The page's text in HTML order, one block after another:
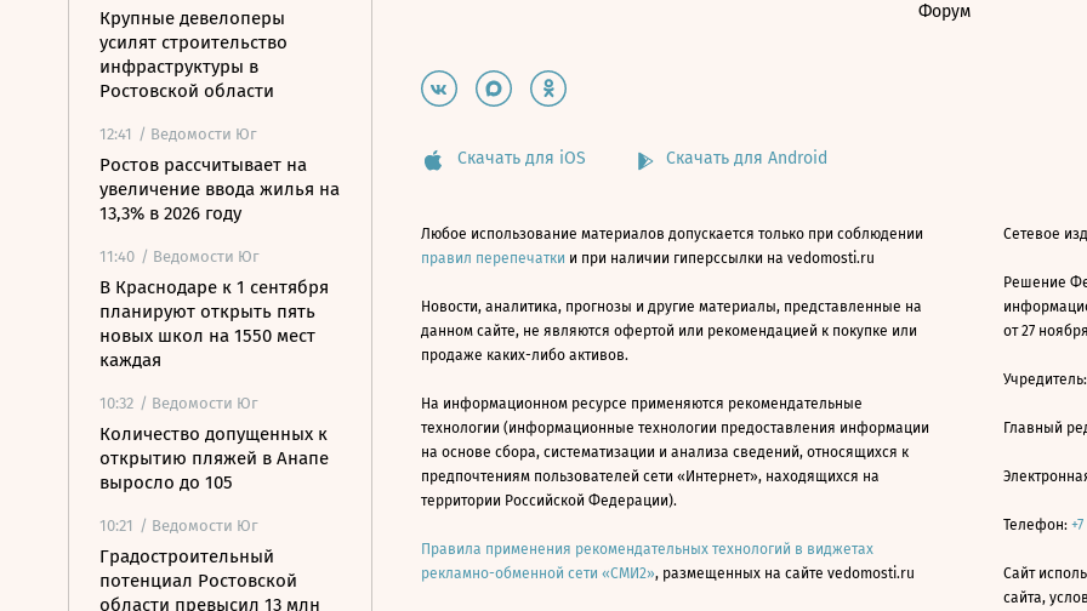
Крупные девелоперы
усилят строительство
инфраструктуры в
Ростовской области
12:41 / Ведомости Юг
Ростов рассчитывает на
увеличение ввода жилья на
13,3% в 2026 году
11:40 / Ведомости Юг
В Краснодаре к 1 сентября
планируют открыть пять
новых школ на 1550 мест
каждая
10:32 / Ведомости Юг
Количество допущенных к
открытию пляжей в Анапе
выросло до 105
10:21 / Ведомости Юг
Градостроительный
потенциал Ростовской
области превысил 13 млн
Форум
Скачать для iOS Скачать для Android
Любое использование материалов допускается только при соблюдении
правил перепечатки и при наличии гиперссылки на vedomosti.ru
Новости, аналитика, прогнозы и другие материалы, представленные на
данном сайте, не являются офертой или рекомендацией к покупке или
продаже каких-либо активов.
На информационном ресурсе применяются рекомендательные
технологии (информационные технологии предоставления информации
на основе сбора, систематизации и анализа сведений, относящихся к
предпочтениям пользователей сети «Интернет», находящихся на
территории Российской Федерации).
Правила применения рекомендательных технологий в виджетах
рекламно-обменной сети «СМИ2», размещенных на сайте vedomosti.ru
Сетевое
Решение
от 27
Главный
Телефон:
Сайт
сайта,